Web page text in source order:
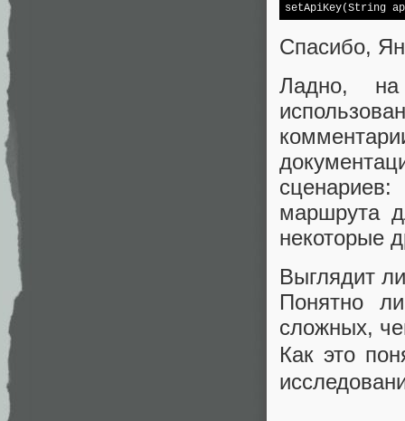
setApiKey(String
Спасибо,
Ладно,
маршрута
некоторые
Выглядит
Понятно
сложных,
Как это